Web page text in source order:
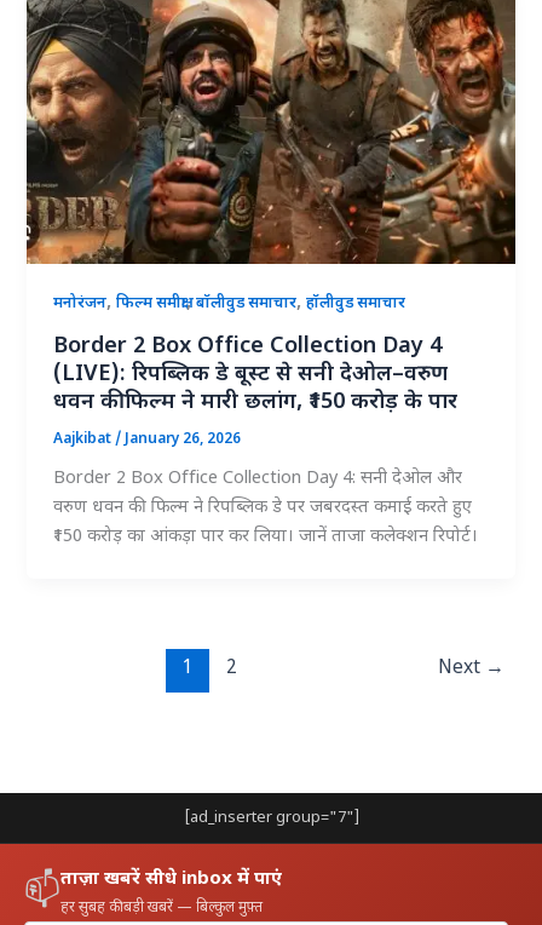
मनोरंजन,फिल्म समीक्षा,बॉलीवुड समाचार,हॉलीवुड समाचार
Border 2 Box Office Collection Day 4
(LIVE): रिपब्लिक डे बूस्ट से सनी देओल–वरुण
धवन की फिल्म ने मारी छलांग, ₹150 करोड़ के पार
Aajkibat/January 26, 2026
Border 2 Box Office Collection Day 4: सनी देओल और
वरुण धवन की फिल्म ने रिपब्लिक डे पर जबरदस्त कमाई करते हुए
₹150 करोड़ का आंकड़ा पार कर लिया। जानें ताजा कलेक्शन रिपोर्ट।
1 2 Next →
[ad_inserter group="7"]
📫ताज़ा खबरें सीधे inbox में पाएं
हर सुबह की बड़ी खबरें — बिल्कुल मुफ़्त